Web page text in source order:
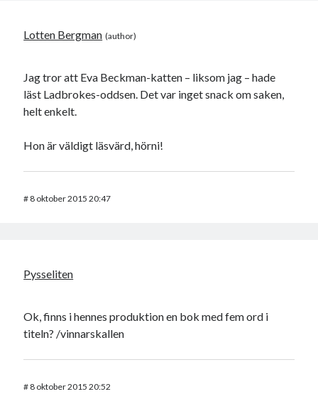
Lotten Bergman
Jag tror att Eva Beckman-katten – liksom jag – hade
läst Ladbrokes-oddsen. Det var inget snack om saken,
helt enkelt.
Hon är väldigt läsvärd, hörni!
# 8 oktober 2015 20:47
Pysseliten
Ok, finns i hennes produktion en bok med fem ord i
titeln? /vinnarskallen
# 8 oktober 2015 20:52